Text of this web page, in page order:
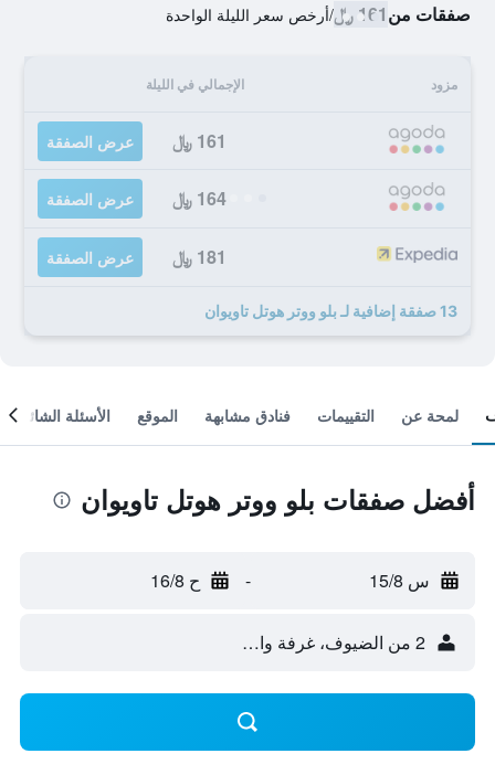
صفقات من161 ﷼ /أرخص سعر الليلة الواحدة
مزود الإجمالي في الليلة
161 ﷼ عرض الصفقة
164 ﷼ عرض الصفقة
181 ﷼ عرض الصفقة
13 صفقة إضافية لـ بلو ووتر هوتل تاويوان
لمحة عن التقييمات فنادق مشابهة الموقع الأسئلة الشائعة
أفضل صفقات بلو ووتر هوتل تاويوان
س 15/8 - ح 16/8
2 من الضيوف، غرفة واحدة